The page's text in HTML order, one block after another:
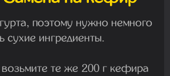
поэтому нужно немного
сухие ингредиенты.
те же 200 г кефира